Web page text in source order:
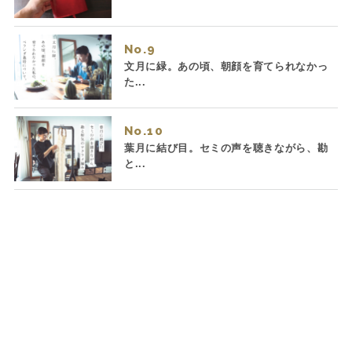
No.
文月に緑。あの頃、朝顔を育てられなかっ
た...
No.
葉月に結び目。セミの声を聴きながら、勘
と...